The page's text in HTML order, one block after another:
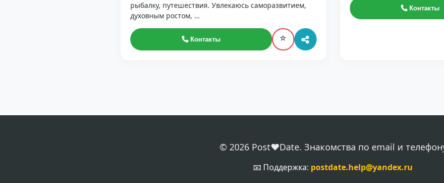
рыбалку, путешествия. Увлекаюсь саморазвитием,
духовным ростом, …
Контакты ⭐
Контакты
© 2026 Post❤️Date. Знакомства по email и
📧 Поддержка: postdate.help@yandex.ru